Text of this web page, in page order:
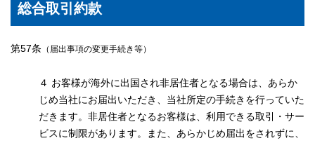
総合取引約款
第57条 （届出事項の変更手続き等）
４ お客様が海外に出国され非居住者となる場合は、あらか
じめ当社にお届出いただき、当社所定の手続きを行っていた
だきます。非居住者となるお客様は、利用できる取引・サー
ビスに制限があります。また、あらかじめ届出をされずに、